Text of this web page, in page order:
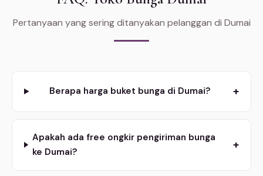
Pertanyaan yang sering ditanyakan pelanggan di Dumai
Berapa harga buket bunga di Dumai? +
Apakah ada free ongkir pengiriman bunga
ke Dumai?
+